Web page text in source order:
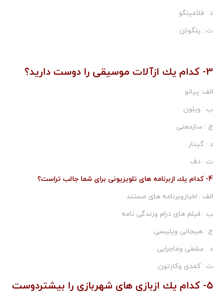
د : فلامینگو
ت : پنگوئن
3- كدام یك ازآلات موسیقی را دوست دارید؟
الف: پیانو
ب : ویلون
ج : سازدهنی
د : گیتار
ت : دف
4- كدام یك ازبرنامه های تلویزیونی برای شما جالب تراست؟
الف : اخباروبرنامه های مستند
ب : فیلم های درام وزندگی نامه
ج : هیجانی وپلیسی
د : عشقی وماجرایی
ت : كمدی وكارتون
5- كدام یك ازبازی های شهربازی را بیشتردوست